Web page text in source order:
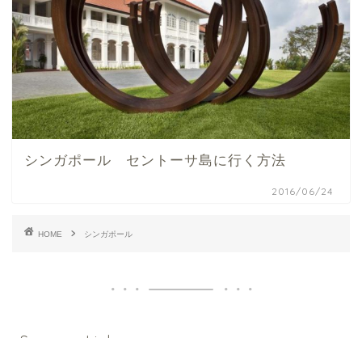
シンガポール セントーサ島に行く方法
2016/06/24
HOME シンガポール